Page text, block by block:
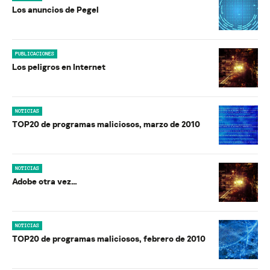
Los anuncios de Pegel
PUBLICACIONES
Los peligros en Internet
NOTICIAS
TOP20 de programas maliciosos, marzo de 2010
NOTICIAS
Adobe otra vez…
NOTICIAS
TOP20 de programas maliciosos, febrero de 2010